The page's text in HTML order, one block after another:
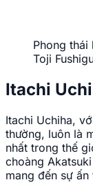
Phong thái
Toji
Itachi
Itachi Uchiha,
thường, luôn là
nhất trong thế
choàng
mang đến sự